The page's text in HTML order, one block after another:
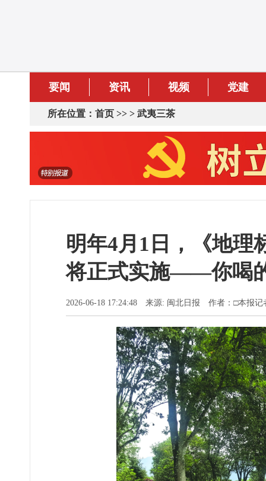
要闻 资讯 视频 党建
所在位置： 首页 >> > 武夷三茶
明年4月1日，《地理
将正式实施——你喝
2026-06-18 17:24:48 来源: 闽北日报 作者：□本报记